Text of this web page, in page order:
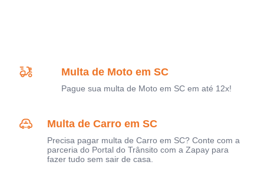
Multa de Moto em SC
Pague sua multa de Moto em SC em até 12x!
Multa de Carro em SC
Precisa pagar multa de Carro em SC? Conte com a
parceria do Portal do Trânsito com a Zapay para
fazer tudo sem sair de casa.